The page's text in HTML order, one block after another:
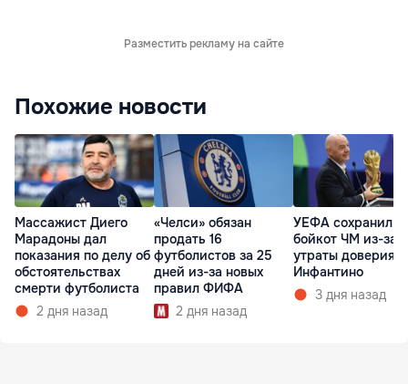
Разместить рекламу на сайте
Похожие новости
Массажист Диего
Марадоны дал
показания по делу об
обстоятельствах
смерти футболиста
2 дня назад
«Челси» обязан
продать 16
футболистов за 25
дней из-за новых
правил ФИФА
2 дня назад
УЕФА сохранил
бойкот ЧМ из-за
утраты доверия к
Инфантино
3 дня назад